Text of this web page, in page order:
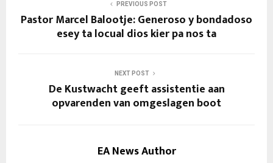
PREVIOUS POST
Pastor Marcel Balootje: Generoso y bondadoso
esey ta locual dios kier pa nos ta
NEXT POST
De Kustwacht geeft assistentie aan
opvarenden van omgeslagen boot
EA News Author